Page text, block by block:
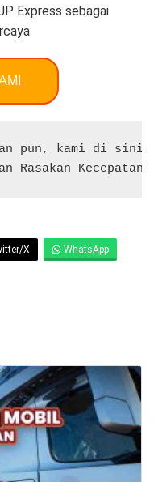
Express sebagai
pun, kami di sini
Rasakan Kecepatan
X WhatsApp